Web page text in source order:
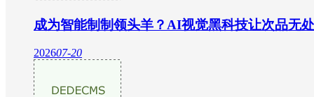
成为智能制制领头羊？AI视觉黑科技让次品无
202607-20